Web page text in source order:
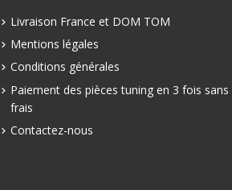
Livraison France et DOM TOM
Mentions légales
Conditions générales
Paiement des pièces tuning en 3 fois sans
frais
Contactez-nous